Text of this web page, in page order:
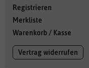
Registrieren
Merkliste
Warenkorb / Kasse
Vertrag widerrufen